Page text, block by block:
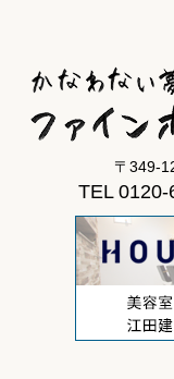
〒349-
TEL